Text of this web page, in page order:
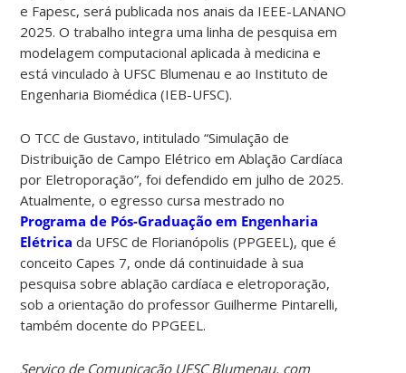
e Fapesc, será publicada nos anais da IEEE-LANANO
2025. O trabalho integra uma linha de pesquisa em
modelagem computacional aplicada à medicina e
está vinculado à UFSC Blumenau e ao Instituto de
Engenharia Biomédica (IEB-UFSC).
O TCC de Gustavo, intitulado “Simulação de
Distribuição de Campo Elétrico em Ablação Cardíaca
por Eletroporação”, foi defendido em julho de 2025.
Atualmente, o egresso cursa mestrado no
Programa de Pós-Graduação em Engenharia
Elétrica da UFSC de Florianópolis (PPGEEL), que é
conceito Capes 7, onde dá continuidade à sua
pesquisa sobre ablação cardíaca e eletroporação,
sob a orientação do professor Guilherme Pintarelli,
também docente do PPGEEL.
Serviço de Comunicação UFSC Blumenau, com